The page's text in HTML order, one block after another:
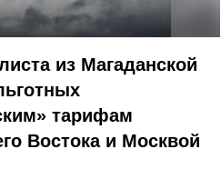
из Магаданской
тарифам
Востока и Москвой